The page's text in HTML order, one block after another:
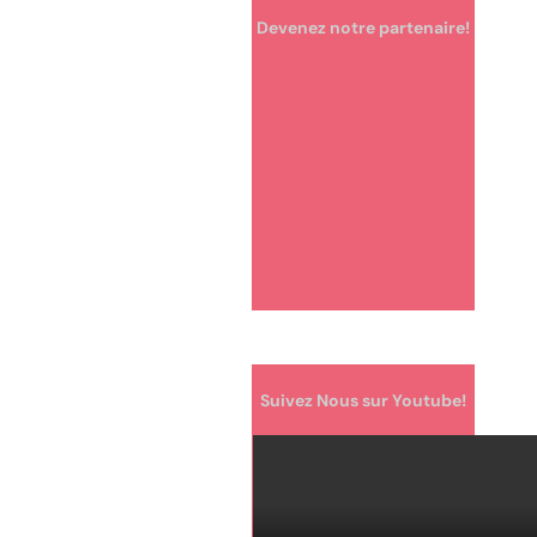
Devenez notre partenaire!
Suivez Nous sur Youtube!